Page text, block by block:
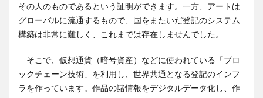
その人のものであるという証明ができます。一方、アートは
グローバルに流通するもので、国をまたいだ登記のシステム
構築は非常に難しく、これまでは存在しませんでした。
そこで、仮想通貨（暗号資産）などに使われている「ブロ
ックチェーン技術」を利用し、世界共通となる登記のインフ
ラを作っています。作品の諸情報をデジタルデータ化し、作